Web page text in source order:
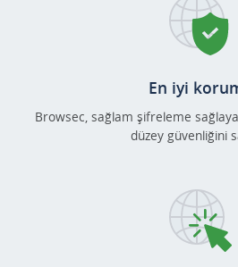
En iyi
Browsec, sağlam şifreleme
düzey güvenliğini